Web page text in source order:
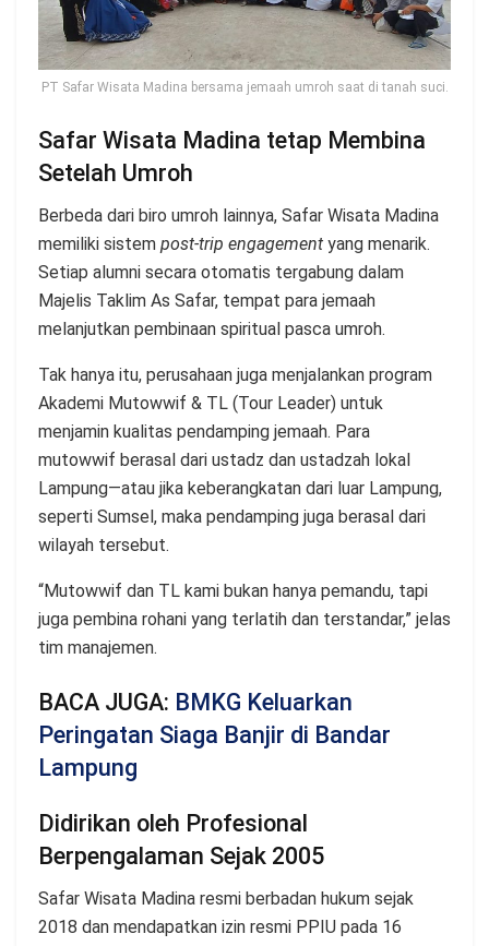
PT Safar Wisata Madina bersama jemaah umroh saat di tanah suci.
Safar Wisata Madina tetap Membina
Setelah Umroh
Berbeda dari biro umroh lainnya, Safar Wisata Madina
memiliki sistem post-trip engagement yang menarik.
Setiap alumni secara otomatis tergabung dalam
Majelis Taklim As Safar, tempat para jemaah
melanjutkan pembinaan spiritual pasca umroh.
Tak hanya itu, perusahaan juga menjalankan program
Akademi Mutowwif & TL (Tour Leader) untuk
menjamin kualitas pendamping jemaah. Para
mutowwif berasal dari ustadz dan ustadzah lokal
Lampung—atau jika keberangkatan dari luar Lampung,
seperti Sumsel, maka pendamping juga berasal dari
wilayah tersebut.
“Mutowwif dan TL kami bukan hanya pemandu, tapi
juga pembina rohani yang terlatih dan terstandar,” jelas
tim manajemen.
BACA JUGA: BMKG Keluarkan
Peringatan Siaga Banjir di Bandar
Lampung
Didirikan oleh Profesional
Berpengalaman Sejak 2005
Safar Wisata Madina resmi berbadan hukum sejak
2018 dan mendapatkan izin resmi PPIU pada 16